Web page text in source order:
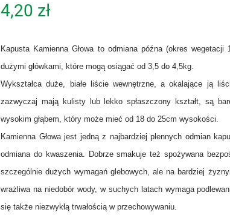
4,20 zł
Kapusta Kamienna Głowa to odmiana późna (okres
dużymi główkami, które mogą osiągać od 3,5 do 4,5kg.
Wykształca duże, białe liście wewnętrzne, a okalające ją
zazwyczaj mają kulisty lub lekko spłaszczony kształt, są
wysokim głąbem, który może mieć od 18 do 25cm wysokości.
Kamienna Głowa jest jedną z najbardziej plennych odmian
odmiana do kwaszenia. Dobrze smakuje też spożywana
szczególnie dużych wymagań glebowych, ale na bardziej
wrażliwa na niedobór wody, w suchych latach wymaga
się także niezwykłą trwałością w przechowywaniu.